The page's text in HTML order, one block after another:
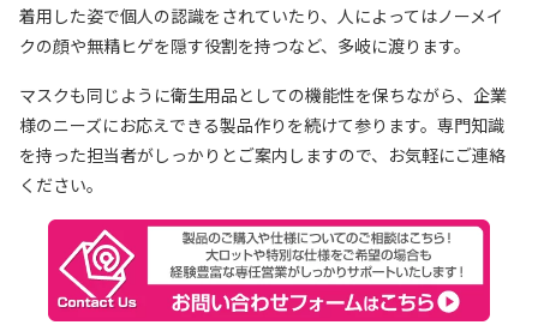
着用した姿で個人の認識をされていたり、人によってはノーメイ
クの顔や無精ヒゲを隠す役割を持つなど、多岐に渡ります。
マスクも同じように衛生用品としての機能性を保ちながら、企業
様のニーズにお応えできる製品作りを続けて参ります。専門知識
を持った担当者がしっかりとご案内しますので、お気軽にご連絡
ください。